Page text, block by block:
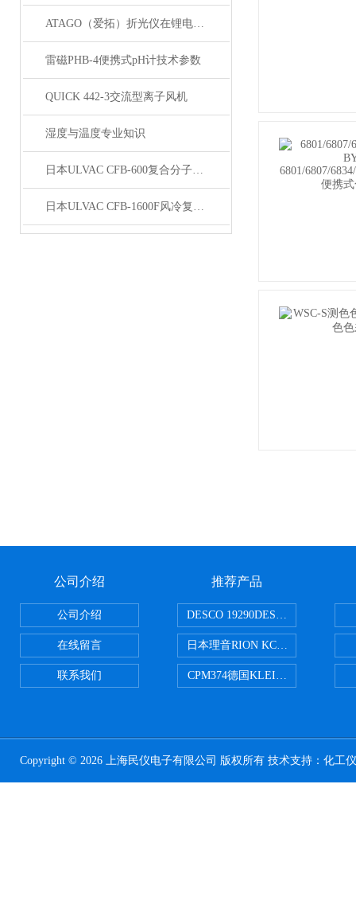
ATAGO（爱拓）折光仪在锂电池行业的应用
雷磁PHB-4便携式pH计技术参数
QUICK 442-3交流型离子风机
湿度与温度专业知识
日本ULVAC CFB-600复合分子泵技术资料
日本ULVAC CFB-1600F风冷复合分子泵技术资料
公司介绍
公司介绍
在线留言
联系我们
推荐产品
DESCO 19290DESCO 19290重锤
日本理音RION KC-51/KC-52便携
CPM374德国KLEINWAECHTER
Copyright © 2026 上海民仪电子有限公司 版权所有 技术支持： 化工